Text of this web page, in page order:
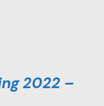
2022 –